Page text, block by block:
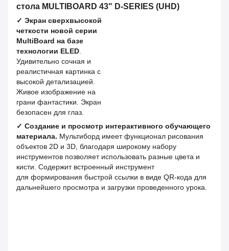
стола MULTIBOARD 43" D-SERIES (UHD)
✓ Экран сверхвысокой
четкости новой серии
MultiBoard на базе
технологии ELED
Удивительно сочная и
реалистичная картинка с
высокой детализацией.
Живое изображение на
грани фантастики. Экран
безопасен для глаз.
✓ Создание и просмотр интерактивного обучающего
материала. Мультиборд имеет функционал рисования
объектов 2D и 3D, благодаря широкому набору
инструментов позволяет использовать разные цвета и
кисти. Содержит встроенный инструмент
для формирования быстрой ссылки в виде QR-кода для
дальнейшего просмотра и загрузки проведенного урока.